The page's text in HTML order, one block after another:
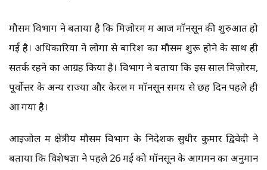
मौसम विभाग ने बताया है कि मिज़ोरम में आज मॉनसून की शुरुआत हो
गई है। अधिकारियों ने लोगों से बारिश का मौसम शुरू होने के साथ ही
सतर्क रहने का आग्रह किया है। विभाग ने बताया कि इस साल मिज़ोरम,
पूर्वोत्तर के अन्य राज्यों और केरल में मॉनसून समय से छह दिन पहले ही
आ गया है।
आइजोल में क्षेत्रीय मौसम विभाग के निदेशक सुधीर कुमार द्विवेदी ने
बताया कि विशेषज्ञों ने पहले 26 मई को मॉनसून के आगमन का अनुमान